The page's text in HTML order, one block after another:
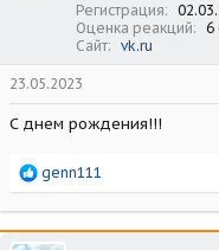
Регистрация
Оценка реакций
6
Сайт
vk.ru
23.05.2023
С днем рождения!!!
Р
а
к
genn111